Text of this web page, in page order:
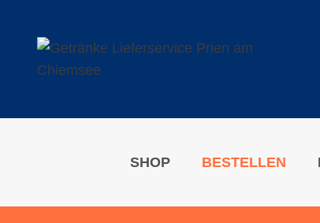
springen
SHOP BESTELLEN